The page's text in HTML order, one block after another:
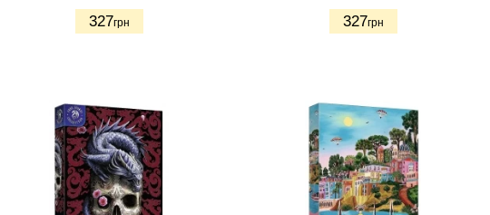
327грн 327грн